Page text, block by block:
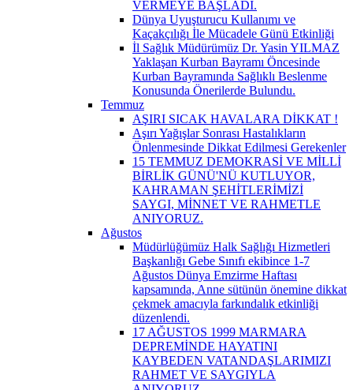
VERMEYE BAŞLADI.
Dünya Uyuşturucu Kullanımı ve
Kaçakçılığı İle Mücadele Günü Etkinliği
İl Sağlık Müdürümüz Dr. Yasin YILMAZ
Yaklaşan Kurban Bayramı Öncesinde
Kurban Bayramında Sağlıklı Beslenme
Konusunda Önerilerde Bulundu.
Temmuz
AŞIRI SICAK HAVALARA DİKKAT !
Aşırı Yağışlar Sonrası Hastalıkların
Önlenmesinde Dikkat Edilmesi Gerekenler
15 TEMMUZ DEMOKRASİ VE MİLLİ
BİRLİK GÜNÜ'NÜ KUTLUYOR,
KAHRAMAN ŞEHİTLERİMİZİ
SAYGI, MİNNET VE RAHMETLE
ANIYORUZ.
Ağustos
Müdürlüğümüz Halk Sağlığı Hizmetleri
Başkanlığı Gebe Sınıfı ekibince 1-7
Ağustos Dünya Emzirme Haftası
kapsamında, Anne sütünün önemine dikkat
çekmek amacıyla farkındalık etkinliği
düzenlendi.
17 AĞUSTOS 1999 MARMARA
DEPREMİNDE HAYATINI
KAYBEDEN VATANDAŞLARIMIZI
RAHMET VE SAYGIYLA